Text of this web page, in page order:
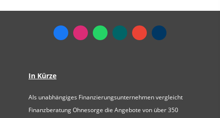
In Kürze
Als unabhängiges Finanzierungsunternehmen vergleicht
Finanzberatung Ohnesorge die Angebote von über 350